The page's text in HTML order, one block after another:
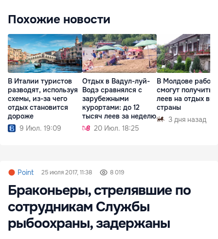
Похожие новости
В Италии туристов
разводят, используя
схемы, из-за чего
отдых становится
дороже
9 Июл. 19:09
Отдых в Вадул-луй-
Водэ сравнялся с
зарубежными
курортами: до 12
тысяч леев за неделю
20 Июл. 18:25
В Молдове
смогут получить
леев на отдых
страны
3 дня назад
Point 25 июля 2017, 11:38 8 019
Браконьеры, стрелявшие по
сотрудникам Службы
рыбоохраны, задержаны